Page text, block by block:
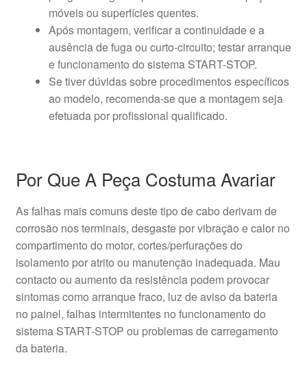
móveis ou superfícies quentes.
Após montagem, verificar a continuidade e a
ausência de fuga ou curto-circuito; testar arranque
e funcionamento do sistema START-STOP.
Se tiver dúvidas sobre procedimentos específicos
ao modelo, recomenda-se que a montagem seja
efetuada por profissional qualificado.
Por Que A Peça Costuma Avariar
As falhas mais comuns deste tipo de cabo derivam de
corrosão nos terminais, desgaste por vibração e calor no
compartimento do motor, cortes/perfurações do
isolamento por atrito ou manutenção inadequada. Mau
contacto ou aumento da resistência podem provocar
sintomas como arranque fraco, luz de aviso da bateria
no painel, falhas intermitentes no funcionamento do
sistema START-STOP ou problemas de carregamento
da bateria.